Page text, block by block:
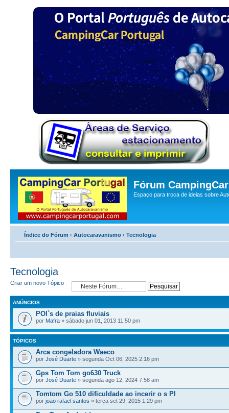
Fórum
Espaço para troca de ideias sobre
Índice do Fórum ‹ Autocaravanismo ‹ Tecnologia
Tecnologia
Criar um novo Tópico
ANÚNCIOS
POI`s de praias fluviais
por Mafra » sábado jun 01, 2013 11:50 pm
TÓPICOS
Arca congeladora Waeco
por José Duarte » segunda Oct 06, 2025 2:16 pm
Gps Tom Tom go630 Truck
por José Duarte » segunda ago 12, 2024 7:58 am
Tomtom Go 510 dificuldade ao incerir o s PI
por joao rafael santos » terça set 29, 2015 1:29 pm